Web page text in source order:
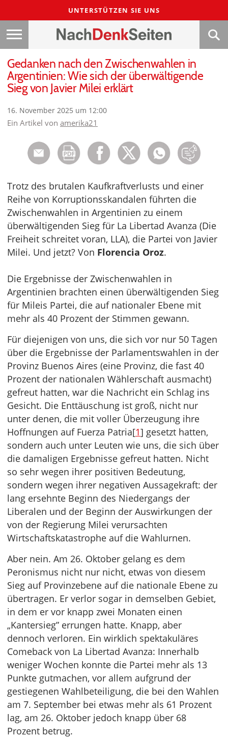
UNTERSTÜTZEN SIE UNS
Gedanken nach den Zwischenwahlen in
Argentinien: Wie sich der überwältigende
Sieg von Javier Milei erklärt
16. November 2025 um 12:00
Ein Artikel von amerika21
Trotz des brutalen Kaufkraftverlusts und einer
Reihe von Korruptionsskandalen führten die
Zwischenwahlen in Argentinien zu einem
überwältigenden Sieg für La Libertad Avanza (Die
Freiheit schreitet voran, LLA), die Partei von Javier
Milei. Und jetzt? Von Florencia Oroz.
Die Ergebnisse der Zwischenwahlen in
Argentinien brachten einen überwältigenden Sieg
für Mileis Partei, die auf nationaler Ebene mit
mehr als 40 Prozent der Stimmen gewann.
Für diejenigen von uns, die sich vor nur 50 Tagen
über die Ergebnisse der Parlamentswahlen in der
Provinz Buenos Aires (eine Provinz, die fast 40
Prozent der nationalen Wählerschaft ausmacht)
gefreut hatten, war die Nachricht ein Schlag ins
Gesicht. Die Enttäuschung ist groß, nicht nur
unter denen, die mit voller Überzeugung ihre
Hoffnungen auf Fuerza Patria[1] gesetzt hatten,
sondern auch unter Leuten wie uns, die sich über
die damaligen Ergebnisse gefreut hatten. Nicht
so sehr wegen ihrer positiven Bedeutung,
sondern wegen ihrer negativen Aussagekraft: der
lang ersehnte Beginn des Niedergangs der
Liberalen und der Beginn der Auswirkungen der
von der Regierung Milei verursachten
Wirtschaftskatastrophe auf die Wahlurnen.
Aber nein. Am 26. Oktober gelang es dem
Peronismus nicht nur nicht, etwas von diesem
Sieg auf Provinzebene auf die nationale Ebene zu
übertragen. Er verlor sogar in demselben Gebiet,
in dem er vor knapp zwei Monaten einen
„Kantersieg” errungen hatte. Knapp, aber
dennoch verloren. Ein wirklich spektakuläres
Comeback von La Libertad Avanza: Innerhalb
weniger Wochen konnte die Partei mehr als 13
Punkte gutmachen, vor allem aufgrund der
gestiegenen Wahlbeteiligung, die bei den Wahlen
am 7. September bei etwas mehr als 61 Prozent
lag, am 26. Oktober jedoch knapp über 68
Prozent betrug.